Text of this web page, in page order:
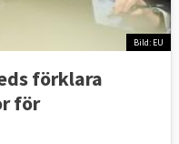
Bild: EU
förklara
för